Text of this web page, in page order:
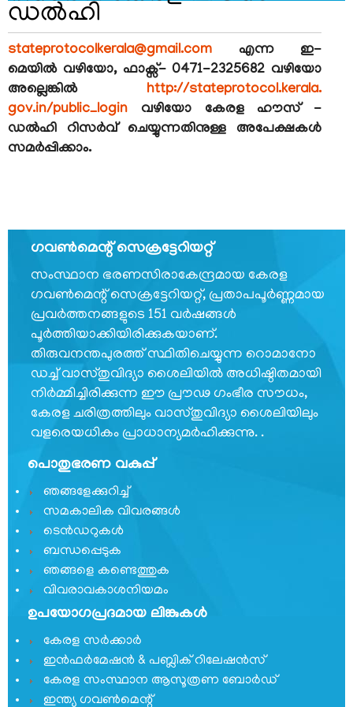
FOOTER
MENU
ബാധ്യതാനിരാകരണം
സ്വകാര്യതാനയം
വ്യവസ്ഥകളും
നിബന്ധനകളും
കാര്യനിർവഹണചട്ടങ്ങൾ
ഓർഡർ
ഓഫ്
പ്രെസിഡൻസ്
പ്രധാന
വ്യക്തികള്‍
സംഘടനാ
ഘടന
വിഭാഗങ്ങൾ
സൈനിക്
സമ്മാന്‍
യോജന
സ്വാതന്ത്ര്യ
സമരസേനാനി
പെന്‍ഷന്‍
പദ്ധതി
ഡല്‍ഹി
stateprotocolkerala@gmail.com എന്ന ഇ-
മെയില്‍ വഴിയോ, ഫാക്സ്- 0471-2325682 വഴിയോ
അല്ലെങ്കില്‍ http://stateprotocol.kerala.
gov.in/public_login വഴിയോ കേരള ഹൗസ് -
ഡല്‍ഹി റിസര്‍വ് ചെയ്യുന്നതിനുള്ള അപേക്ഷകള്‍
സമര്‍പ്പിക്കാം.
ഗവണ്‍മെന്റ് സെക്രട്ടേറിയറ്റ്
സംസ്ഥാന ഭരണസിരാകേന്ദ്രമായ കേരള
ഗവണ്‍മെന്റ് സെക്രട്ടേറിയറ്റ്, പ്രതാപപൂര്‍ണ്ണമായ
പ്രവര്‍ത്തനങ്ങളുടെ 151 വര്‍ഷങ്ങള്‍
പൂര്‍ത്തിയാക്കിയിരിക്കുകയാണ്.
തിരുവനന്തപുരത്ത് സ്ഥിതിചെയ്യുന്ന റൊമാനോ
ഡച്ച് വാസ്തുവിദ്യാ ശൈലിയില്‍ അധിഷ്ഠിതമായി
നിര്‍മ്മിച്ചിരിക്കുന്ന ഈ പ്രൗഢ ഗംഭീര സൗധം,
കേരള ചരിത്രത്തിലും വാസ്തുവിദ്യാ ശൈലിയിലും
വളരെയധികം പ്രാധാന്യമര്‍ഹിക്കുന്നു. .
പൊതുഭരണ വകുപ്പ്
ഞങ്ങളേക്കുറിച്ച്
സമകാലിക വിവരങ്ങൾ
ടെൻഡറുകൾ
ബന്ധപ്പെടുക
ഞങ്ങളെ കണ്ടെത്തുക
വിവരാവകാശനിയമം
ഉപയോഗപ്രദമായ ലിങ്കുകൾ
കേരള സർക്കാർ
ഇൻഫർമേഷൻ & പബ്ലിക് റിലേഷൻസ്
കേരള സംസ്ഥാന ആസൂത്രണ ബോർഡ്
ഇന്ത്യ ഗവണ്‍മെന്റ്